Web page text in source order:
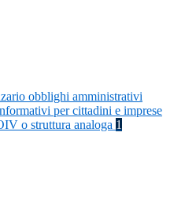
obblighi amministrativi
per cittadini e imprese
o struttura analoga 1